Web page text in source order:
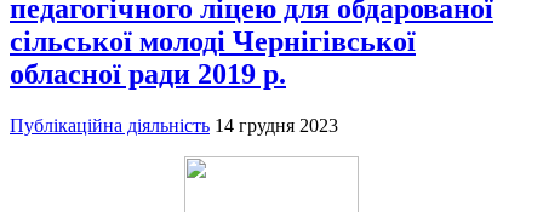
педагогічного ліцею для обдарованої
сільської молоді Чернігівської
обласної ради 2019 р.
Публікаційна діяльність 14 грудня 2023